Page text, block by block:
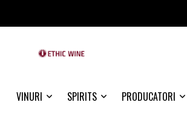
VINURI SPIRITS PRODUCATORI